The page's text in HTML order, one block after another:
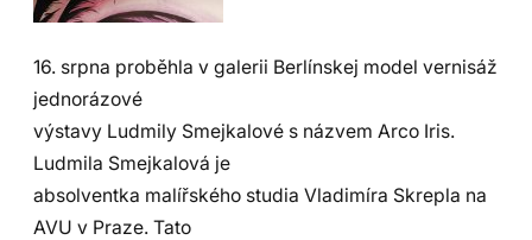
16. srpna proběhla v galerii Berlínskej model vernisáž
jednorázové
výstavy Ludmily Smejkalové s názvem Arco Iris.
Ludmila Smejkalová je
absolventka malířského studia Vladimíra Skrepla na
AVU v Praze. Tato